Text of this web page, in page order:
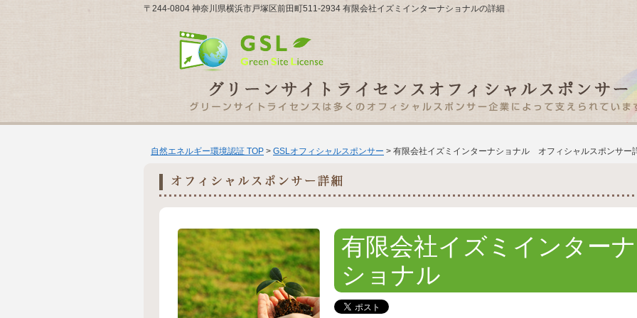
〒244-0804 神奈川県横浜市戸塚区前田町511-2934 有限会社イズミインターナショナルの詳細
自然エネルギー環境認証 TOP > GSLオフィシャルスポンサー > 有限会社イズミインターナショナル オフィシャルスポンサー
有限会社イズミインターナ
ショナル